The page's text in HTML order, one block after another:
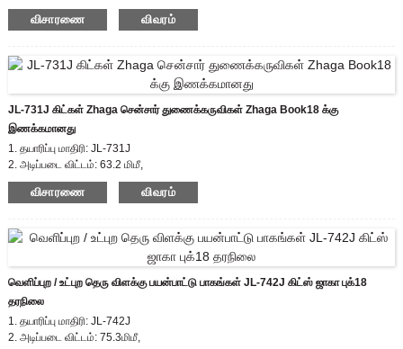
ஜாகா கவர் உயரம்: 35 மிமீ
3. சான்றிதழ்: EU zhaga, CE
5. இணக்கமான தரநிலை: ழகா புத்தகம்18
விசாரணை விவரம்
JL-731J கிட்கள் Zhaga சென்சார் துணைக்கருவிகள் Zhaga Book18 க்கு
இணக்கமானது
1. தயாரிப்பு மாதிரி: JL-731J
2. அடிப்படை விட்டம்: 63.2 மிமீ,
ஜாகா கவர் உயரம்: 50 மிமீ
3. சான்றிதழ்: EU zhaga, CE
5. இணக்கமான தரநிலை: ழகா புத்தகம்18
விசாரணை விவரம்
வெளிப்புற / உட்புற தெரு விளக்கு பயன்பாட்டு பாகங்கள் JL-742J கிட்ஸ் ஜாகா புக்18
தரநிலை
1. தயாரிப்பு மாதிரி: JL-742J
2. அடிப்படை விட்டம்: 75.3மிமீ,